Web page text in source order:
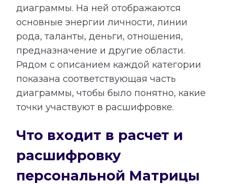
диаграммы. На ней отображаются
основные энергии личности, линии
рода, таланты, деньги, отношения,
предназначение и другие области.
Рядом с описанием каждой категории
показана соответствующая часть
диаграммы, чтобы было понятно, какие
точки участвуют в расшифровке.
Что входит в расчет и
расшифровку
персональной Матрицы